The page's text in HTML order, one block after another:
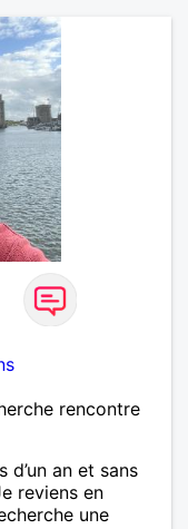
rencontre
an et sans
reviens en
une